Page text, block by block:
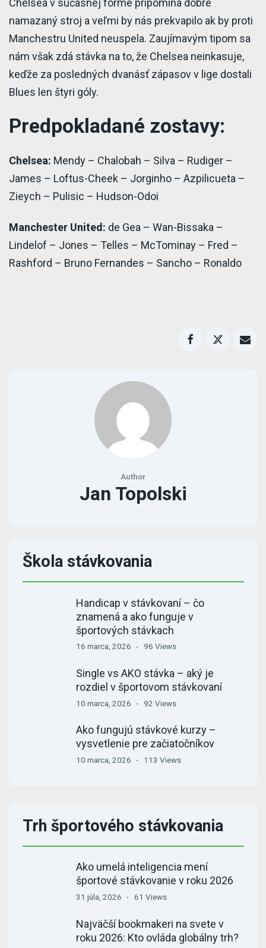
Chelsea v súčasnej forme pripomína dobre
namazaný stroj a veľmi by nás prekvapilo ak by proti
Manchestru United neuspela. Zaujímavým tipom sa
nám však zdá stávka na to, že Chelsea neinkasuje,
keďže za posledných dvanásť zápasov v lige dostali
Blues len štyri góly.
Predpokladané zostavy:
Chelsea: Mendy – Chalobah – Silva – Rudiger –
James – Loftus-Cheek – Jorginho – Azpilicueta –
Zieych – Pulisic – Hudson-Odoi
Manchester United: de Gea – Wan-Bissaka –
Lindelof – Jones – Telles – McTominay – Fred –
Rashford – Bruno Fernandes – Sancho – Ronaldo
Author
Jan Topolski
Škola stávkovania
Handicap v stávkovaní – čo
znamená a ako funguje v
športových stávkach
16 marca, 2026 96 Views
Single vs AKO stávka – aký je
rozdiel v športovom stávkovaní
10 marca, 2026 92 Views
Ako fungujú stávkové kurzy –
vysvetlenie pre začiatočníkov
10 marca, 2026 113 Views
Trh športového stávkovania
Ako umelá inteligencia mení
športové stávkovanie v roku 2026
31 júla, 2026 61 Views
Najväčší bookmakeri na svete v
roku 2026: Kto ovláda globálny trh?